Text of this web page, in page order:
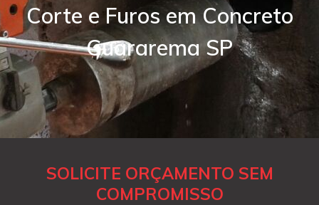
Corte e Furos em Concreto
Guararema SP
SOLICITE ORÇAMENTO SEM
COMPROMISSO